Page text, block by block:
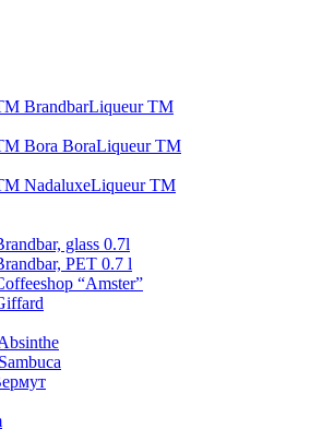
Liqueur TM
Liqueur TM
Liqueur TM
glass 0.7l
PET 0.7 l
“Amster”
Sambuca